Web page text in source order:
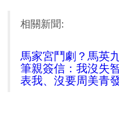
相關新聞:
馬家宮鬥劇？馬英
筆親簽信：我沒失
表我、沒要周美青